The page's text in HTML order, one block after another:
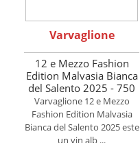
Varvaglione
12 e Mezzo Fashion
Edition Malvasia Bianca
del Salento 2025 - 750
mL
Varvaglione 12 e Mezzo
Fashion Edition Malvasia
Bianca del Salento 2025 este
un vin alb ...